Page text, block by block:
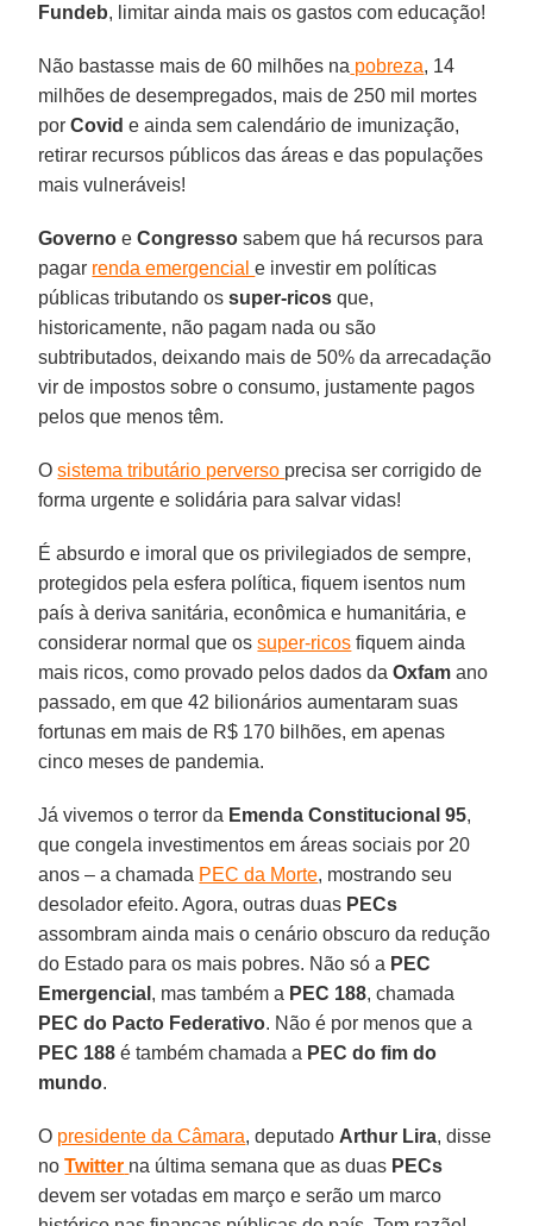
Fundeb, limitar ainda mais os gastos com educação!
Não bastasse mais de 60 milhões na pobreza, 14
milhões de desempregados, mais de 250 mil mortes
porCovid e ainda sem calendário de imunização,
retirar recursos públicos das áreas e das populações
mais vulneráveis!
Governo eCongresso sabem que há recursos para
pagar renda emergenciale investir em políticas
públicas tributando os super-ricos que,
historicamente, não pagam nada ou são
subtributados, deixando mais de 50% da arrecadação
vir de impostos sobre o consumo, justamente pagos
pelos que menos têm.
Osistema tributário perverso precisa ser corrigido de
forma urgente e solidária para salvar vidas!
É absurdo e imoral que os privilegiados de sempre,
protegidos pela esfera política, fiquem isentos num
país à deriva sanitária, econômica e humanitária, e
considerar normal que ossuper-ricos fiquem ainda
mais ricos, como provado pelos dados daOxfam ano
passado, em que 42 bilionários aumentaram suas
fortunas em mais de R$ 170 bilhões, em apenas
cinco meses de pandemia.
Já vivemos o terror da Emenda Constitucional 95,
que congela investimentos em áreas sociais por 20
anos – a chamada PEC da Morte, mostrando seu
desolador efeito. Agora, outras duas PECs
assombram ainda mais o cenário obscuro da redução
do Estado para os mais pobres. Não só a PEC
Emergencial , mas também a PEC 188, chamada
PEC do Pacto Federativo. Não é por menos que a
PEC 188 é também chamada a PEC do fim do
mundo.
O presidente da Câmara, deputado Arthur Lira, disse
noTwitter na última semana que as duas PECs
devem ser votadas em março e serão um marco